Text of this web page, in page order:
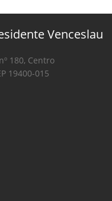
Venceslau
180, Centro
19400-015